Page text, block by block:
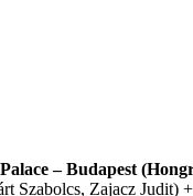
– Budapest
Szabolcs, Zajacz Judit)